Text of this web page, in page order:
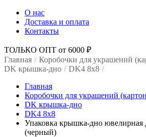
О нас
Доставка и оплата
Контакты
ТОЛЬКО ОПТ от 6000 ₽
Главная / Коробочки для украшений
DK крышка-дно / DK4 8x8 /
Главная
Коробочки для украшений
DK крышка-дно
DK4 8x8
Упаковка крышка-дно ювелирная
(черный)